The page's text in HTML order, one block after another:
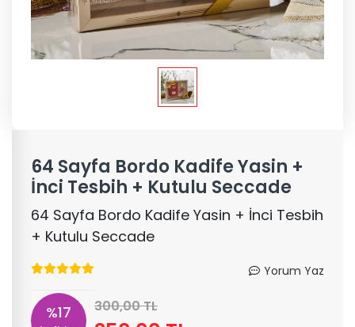
64 Sayfa Bordo Kadife Yasin +
İnci Tesbih + Kutulu Seccade
64 Sayfa Bordo Kadife Yasin + İnci Tesbih
+ Kutulu Seccade
Yorum Yaz
%17 300,00 TL